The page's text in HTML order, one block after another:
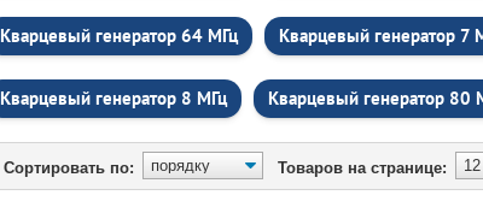
Кварцевый генератор 64 МГц Кварцевый генератор 7
Кварцевый генератор 8 МГц Кварцевый генератор 80
Сортировать по: Товаров на странице: